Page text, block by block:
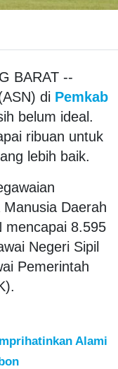
BARAT --
di Pemkab
belum ideal.
ribuan untuk
lebih baik.
Daerah
mencapai 8.595
Negeri Sipil
Pemerintah
Alami